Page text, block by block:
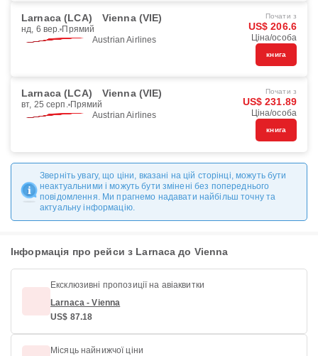
Larnaca (LCA) Vienna (VIE)
нд, 6 вер. Прямий
Austrian Airlines
Почати з
US$ 206.6
Ціна/особа
книга
Larnaca (LCA) Vienna (VIE)
вт, 25 серп. Прямий
Austrian Airlines
Почати з
US$ 231.89
Ціна/особа
книга
Зверніть увагу, що ціни, вказані на цій сторінці, можуть бути
неактуальними і можуть бути змінені без попереднього
повідомлення. Ми прагнемо надавати найбільш точну та
актуальну інформацію.
Інформація про рейси з Larnaca до Vienna
Ексклюзивні пропозиції на авіаквитки
Larnaca - Vienna
US$ 87.18
Місяць найнижчої ціни